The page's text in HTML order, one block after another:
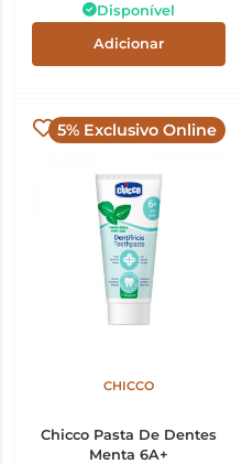
Disponível
Adicionar
5% Exclusivo Online
CHICCO
Chicco Pasta De Dentes
Menta 6A+